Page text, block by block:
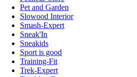
Pet and Garden
Slowood Interior
Smash-Expert
Sneak'In
Sneakids
Sport is good
Training-Fit
Trek-Expert